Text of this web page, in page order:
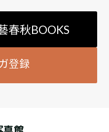
春秋BOOKS
登録